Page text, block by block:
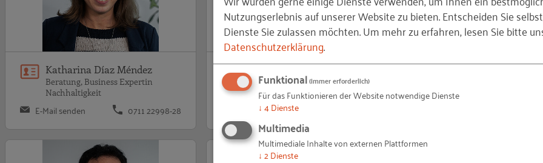
Katharina Díaz Méndez
Beratung, Business Expertin
Nachhaltigkeit
E-Mail senden 0711 22998-28
Managementassistenz
E-Mail senden
Nutzungserlebnis auf unserer Website zu bieten. Entscheiden Sie
Dienste Sie zulassen möchten.Um mehr zu erfahren, lesen Sie bitte
Datenschutzerklärung.
Funktional(immer erforderlich)
Für das Funktionieren der Website notwendige Dienste
↓ 4Dienste
Multimedia
Multimediale Inhalte von externen Plattformen
↓ 2Dienste